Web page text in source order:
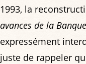
1993, la
avances de la
expressément
juste de rappeler